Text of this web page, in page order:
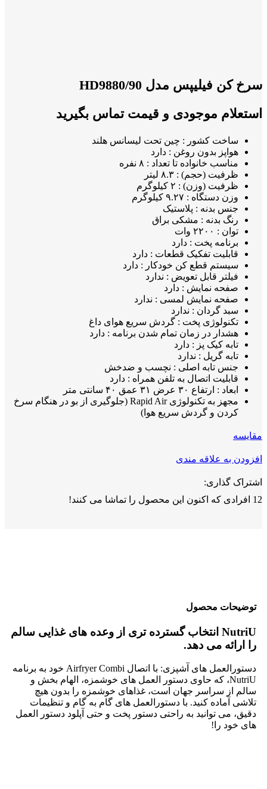
سرخ کن فیلیپس مدل 90/HD9880
استعلام موجودی و قیمت تماس بگیرید
ساخت کشور : چین تحت لیسانس هلند
هواپز بدون روغن : دارد
مناسب خانواده تا تعداد : ۸ نفره
ظرفیت (حجم) : ۸.۳ لیتر
ظرفیت (وزن) : ۲ کیلوگرم
وزن دستگاه : ۹.۲۷ کیلوگرم
جنس بدنه : پلاستیک
رنگ بدنه : مشکی براق
توان : ۲۲۰۰ وات
برنامه پخت : دارد
قابلیت تفکیک قطعات : دارد
سیستم قطع کن خودکار : دارد
فیلتر قابل تعویض : ندارد
صفحه نمایش : دارد
صفحه نمایش لمسی : ندارد
سبد گردان : ندارد
تکنولوژی پخت : گردش سریع هوای داغ
هشدار در زمان تمام شدن برنامه : دارد
تابه کیک پز : دارد
تابه گریل : ندارد
جنس تابه اصلی : نچسب و ضدخش
قابلیت اتصال به تلفن همراه : دارد
ابعاد : ارتفاع ۳۰ عرض ۳۱ عمق ۴۰ سانتی متر
مجهز به تکنولوژی Rapid Air (جلوگیری از بو در هنگام سرخ
کردن و گردش سریع هوا)
مقايسه
افزودن به علاقه مندی
اشتراک گذاری:
12 افرادی که اکنون این محصول را تماشا می کنند!
توضیحات محصول
NutriU انتخاب گسترده تری از وعده های غذایی سالم
را ارائه می دهد.
دستورالعمل های آشپزی: با اتصال Airfryer Combi خود به برنامه
NutriU، که حاوی دستور العمل های خوشمزه، الهام بخش و
سالم از سراسر جهان است، غذاهای خوشمزه را بدون هیچ
تلاشی آماده کنید. با دستورالعمل های گام به گام و تنظیمات
دقیق، می توانید به راحتی دستور پخت و حتی آپلود دستور العمل
های خود را!